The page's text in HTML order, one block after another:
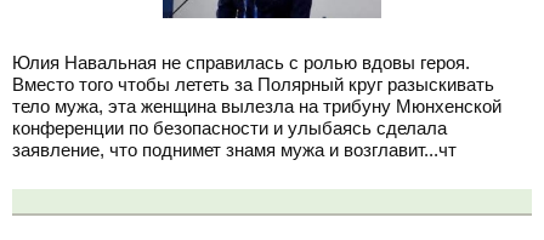
Юлия Навальная не справилась с ролью вдовы героя.
Вместо того чтобы лететь за Полярный круг разыскивать
тело мужа, эта женщина вылезла на трибуну Мюнхенской
конференции по безопасности и улыбаясь сделала
заявление, что поднимет знамя мужа и возглавит...чт